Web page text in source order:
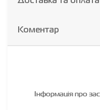
Коментар
Інформація про